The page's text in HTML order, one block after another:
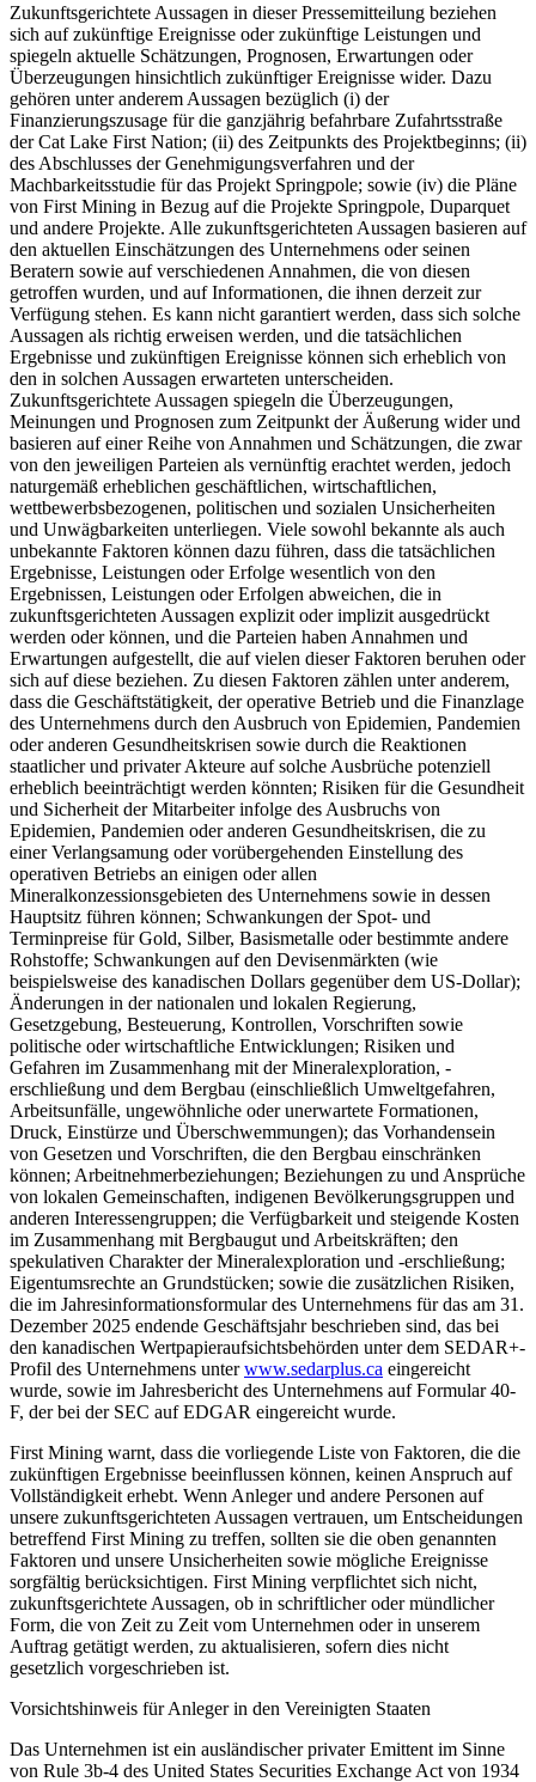
Zukunftsgerichtete Aussagen in dieser Pressemitteilung beziehen
sich auf zukünftige Ereignisse oder zukünftige Leistungen und
spiegeln aktuelle Schätzungen, Prognosen, Erwartungen oder
Überzeugungen hinsichtlich zukünftiger Ereignisse wider. Dazu
gehören unter anderem Aussagen bezüglich (i) der
Finanzierungszusage für die ganzjährig befahrbare Zufahrtsstraße
der Cat Lake First Nation; (ii) des Zeitpunkts des Projektbeginns; (ii)
des Abschlusses der Genehmigungsverfahren und der
Machbarkeitsstudie für das Projekt Springpole; sowie (iv) die Pläne
von First Mining in Bezug auf die Projekte Springpole, Duparquet
und andere Projekte. Alle zukunftsgerichteten Aussagen basieren auf
den aktuellen Einschätzungen des Unternehmens oder seinen
Beratern sowie auf verschiedenen Annahmen, die von diesen
getroffen wurden, und auf Informationen, die ihnen derzeit zur
Verfügung stehen. Es kann nicht garantiert werden, dass sich solche
Aussagen als richtig erweisen werden, und die tatsächlichen
Ergebnisse und zukünftigen Ereignisse können sich erheblich von
den in solchen Aussagen erwarteten unterscheiden.
Zukunftsgerichtete Aussagen spiegeln die Überzeugungen,
Meinungen und Prognosen zum Zeitpunkt der Äußerung wider und
basieren auf einer Reihe von Annahmen und Schätzungen, die zwar
von den jeweiligen Parteien als vernünftig erachtet werden, jedoch
naturgemäß erheblichen geschäftlichen, wirtschaftlichen,
wettbewerbsbezogenen, politischen und sozialen Unsicherheiten
und Unwägbarkeiten unterliegen. Viele sowohl bekannte als auch
unbekannte Faktoren können dazu führen, dass die tatsächlichen
Ergebnisse, Leistungen oder Erfolge wesentlich von den
Ergebnissen, Leistungen oder Erfolgen abweichen, die in
zukunftsgerichteten Aussagen explizit oder implizit ausgedrückt
werden oder können, und die Parteien haben Annahmen und
Erwartungen aufgestellt, die auf vielen dieser Faktoren beruhen oder
sich auf diese beziehen. Zu diesen Faktoren zählen unter anderem,
dass die Geschäftstätigkeit, der operative Betrieb und die Finanzlage
des Unternehmens durch den Ausbruch von Epidemien, Pandemien
oder anderen Gesundheitskrisen sowie durch die Reaktionen
staatlicher und privater Akteure auf solche Ausbrüche potenziell
erheblich beeinträchtigt werden könnten; Risiken für die Gesundheit
und Sicherheit der Mitarbeiter infolge des Ausbruchs von
Epidemien, Pandemien oder anderen Gesundheitskrisen, die zu
einer Verlangsamung oder vorübergehenden Einstellung des
operativen Betriebs an einigen oder allen
Mineralkonzessionsgebieten des Unternehmens sowie in dessen
Hauptsitz führen können; Schwankungen der Spot- und
Terminpreise für Gold, Silber, Basismetalle oder bestimmte andere
Rohstoffe; Schwankungen auf den Devisenmärkten (wie
beispielsweise des kanadischen Dollars gegenüber dem US-Dollar);
Änderungen in der nationalen und lokalen Regierung,
Gesetzgebung, Besteuerung, Kontrollen, Vorschriften sowie
politische oder wirtschaftliche Entwicklungen; Risiken und
Gefahren im Zusammenhang mit der Mineralexploration, -
erschließung und dem Bergbau (einschließlich Umweltgefahren,
Arbeitsunfälle, ungewöhnliche oder unerwartete Formationen,
Druck, Einstürze und Überschwemmungen); das Vorhandensein
von Gesetzen und Vorschriften, die den Bergbau einschränken
können; Arbeitnehmerbeziehungen; Beziehungen zu und Ansprüche
von lokalen Gemeinschaften, indigenen Bevölkerungsgruppen und
anderen Interessengruppen; die Verfügbarkeit und steigende Kosten
im Zusammenhang mit Bergbaugut und Arbeitskräften; den
spekulativen Charakter der Mineralexploration und -erschließung;
Eigentumsrechte an Grundstücken; sowie die zusätzlichen Risiken,
die im Jahresinformationsformular des Unternehmens für das am 31.
Dezember 2025 endende Geschäftsjahr beschrieben sind, das bei
den kanadischen Wertpapieraufsichtsbehörden unter dem SEDAR+-
Profil des Unternehmens unterwww.sedarplus.ca eingereicht
wurde, sowie im Jahresbericht des Unternehmens auf Formular 40-
F, der bei der SEC auf EDGAR eingereicht wurde.
First Mining warnt, dass die vorliegende Liste von Faktoren, die die
zukünftigen Ergebnisse beeinflussen können, keinen Anspruch auf
Vollständigkeit erhebt. Wenn Anleger und andere Personen auf
unsere zukunftsgerichteten Aussagen vertrauen, um Entscheidungen
betreffend First Mining zu treffen, sollten sie die oben genannten
Faktoren und unsere Unsicherheiten sowie mögliche Ereignisse
sorgfältig berücksichtigen. First Mining verpflichtet sich nicht,
zukunftsgerichtete Aussagen, ob in schriftlicher oder mündlicher
Form, die von Zeit zu Zeit vom Unternehmen oder in unserem
Auftrag getätigt werden, zu aktualisieren, sofern dies nicht
gesetzlich vorgeschrieben ist.
Vorsichtshinweis für Anleger in den Vereinigten Staaten
Das Unternehmen ist ein ausländischer privater Emittent im Sinne
von Rule 3b-4 des United States Securities Exchange Act von 1934